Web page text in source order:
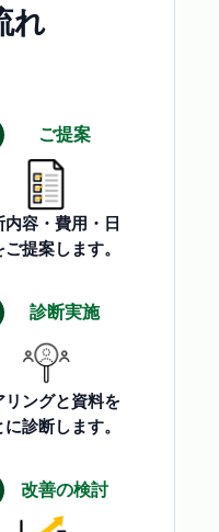
れ
ご提案
内容・費用・日
提案します。
診断実施
リングと資料を
に診断します。
改善の検討